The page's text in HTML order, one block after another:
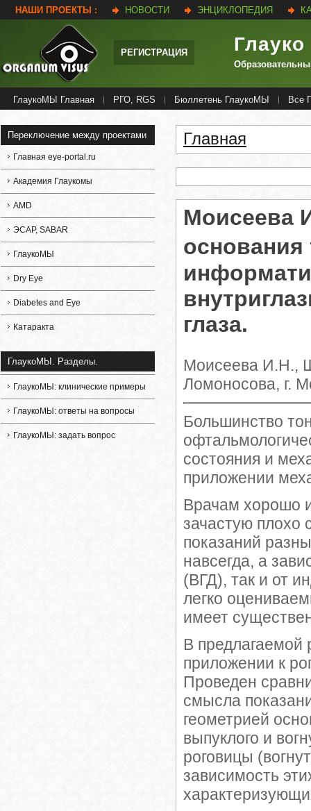
НАШИ ПРОЕКТЫ : НОВОСТИ ЭНЦИКЛОПЕДИЯ
РЕГИСТРАЦИЯ Глауко
ГлаукоМЫ Главная РГО, RGS Бюллетень ГлаукоМЫ Все
Переключение между проектами
Главная eye-portal.ru
Академия Глаукомы
AMD
ЭСАР, SABAR
ГлаукоМЫ
Dry Eye
Diabetes and Eye
Катаракта
ГлаукоМЫ. Разделы.
ГлаукоМЫ: клинические примеры
ГлаукоМЫ: ответы на вопросы
ГлаукоМЫ: задать вопрос
Вы здесь
Главная
Моисеева
глаза.
Моисеева И.Н.,
Ломоносова, г.
Большинство
состояния и
приложении
Врачам хорошо
зачастую плохо
показаний
навсегда, а
(ВГД), так и от
легко
имеет
В предлагаемой
приложении к
Проведен
смысла
геометрией
выпуклого и
роговицы
зависимость